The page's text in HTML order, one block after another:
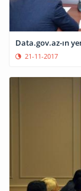
Data.gov.az-ın
21-11-2017